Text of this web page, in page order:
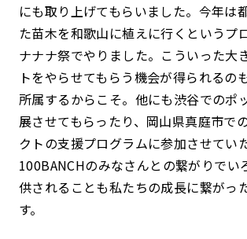
にも取り上げてもらいました。今年は
た苗木を和歌山に植えに行くというプ
ナナナ祭でやりました。こういった大
トをやらせてもらう機会が得られるの
所属するからこそ。他にも渋谷でのポ
展させてもらったり、岡山県真庭市で
クトの支援プログラムに参加させてい
100BANCHのみなさんとの繋がりでい
供されることも私たちの成長に繋がっ
す。